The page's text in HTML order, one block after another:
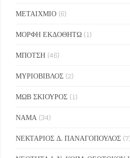
ΜΕΤΑΙΧΜΙΟ (6)
ΜΟΡΦΗ ΕΚΔΟΘΗΤΩ (1)
ΜΠΟΤΣΗ (46)
ΜΥΡΙΟΒΙΒΛΟΣ (2)
ΜΩΒ ΣΚΙΟΥΡΟΣ (1)
ΝΑΜΑ (34)
ΝΕΚΤΑΡΙΟΣ Δ. ΠΑΝΑΓΟΠΟΥΛΟΣ (7)